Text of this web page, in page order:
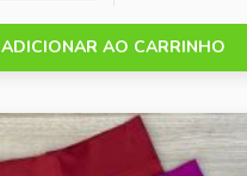
ADICIONAR AO CARRINHO